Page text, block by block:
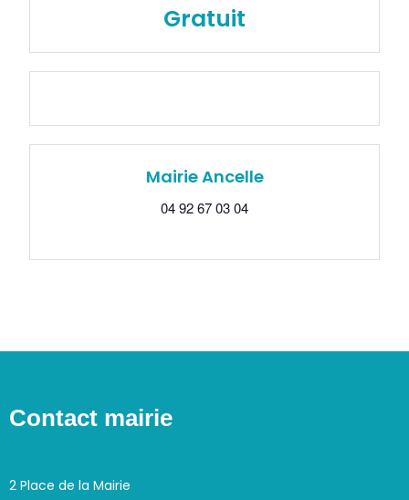
Gratuit
Mairie Ancelle
04 92 67 03 04
Contact mairie
2 Place de la Mairie